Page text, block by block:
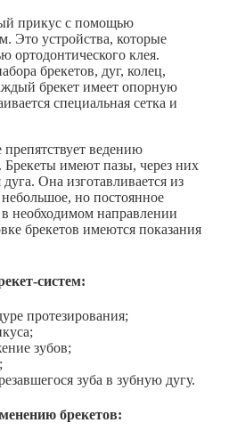
прикус с помощью
Это устройства, которые
ортодонтического клея.
брекетов, дуг, колец,
брекет имеет опорную
специальная сетка и
ведению
имеют пазы, через них
Она изготавливается из
но постоянное
необходимом направлении
брекетов имеются показания
систем:
протезирования;
зубов;
зуба в зубную дугу.
брекетов: